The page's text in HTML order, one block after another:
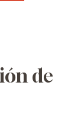
de